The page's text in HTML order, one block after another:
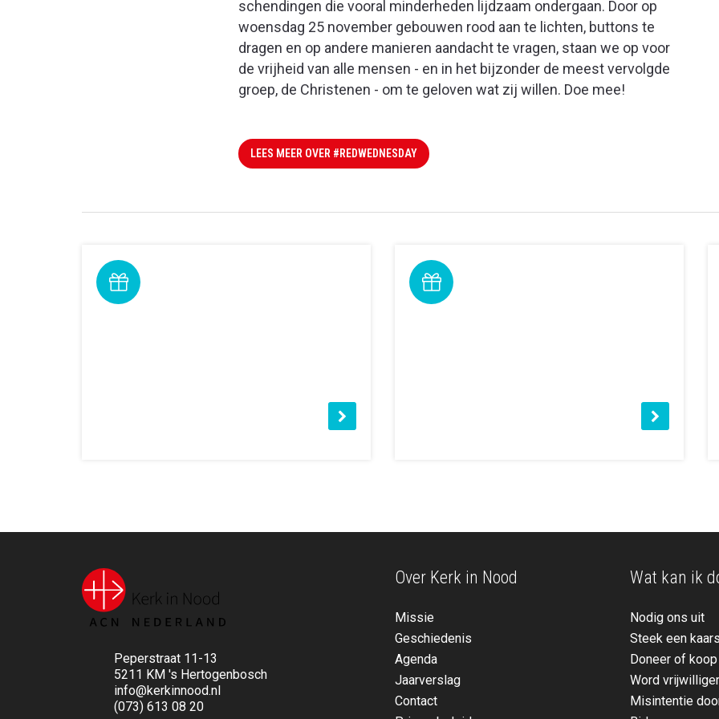
schendingen die vooral minderheden lijdzaam ondergaan. Door op
woensdag 25 november gebouwen rood aan te lichten, buttons te
dragen en op andere manieren aandacht te vragen, staan we op voor
de vrijheid van alle mensen - en in het bijzonder de meest vervolgde
groep, de Christenen - om te geloven wat zij willen. Doe mee!
LEES MEER OVER #REDWEDNESDAY
Peperstraat 11-13
5211 KM 's Hertogenbosch
info@kerkinnood.nl
(073) 613 08 20
Over Kerk in Nood
Missie
Geschiedenis
Agenda
Jaarverslag
Contact
Wat kan ik
Nodig ons uit
Steek een
Doneer of koop
Word vrijwilliger
Misintentie